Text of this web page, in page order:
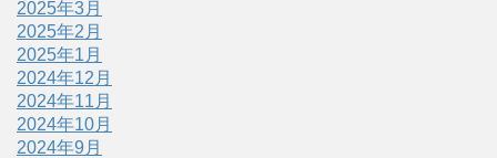
2025年3月
2025年2月
2025年1月
2024年12月
2024年11月
2024年10月
2024年9月